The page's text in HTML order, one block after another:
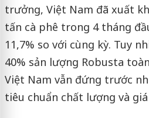
trưởng, Việt Nam đã xuất
tấn cà phê trong 4 tháng
11,7% so với cùng kỳ. Tuy
40% sản lượng Robusta
Việt Nam vẫn đứng trước
tiêu chuẩn chất lượng và